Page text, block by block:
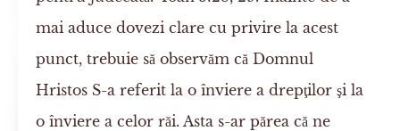
mai aduce dovezi clare cu privire la acest
punct, trebuie să observăm că Domnul
Hristos S-a referit la o înviere a drepţilor şi la
o înviere a celor răi. Asta s-ar părea că ne